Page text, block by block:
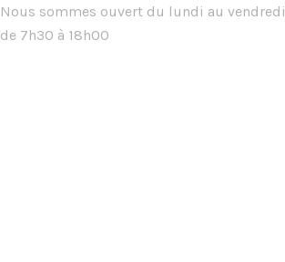
Nous sommes ouvert du lundi au vendredi
de 7h30 à 18h00